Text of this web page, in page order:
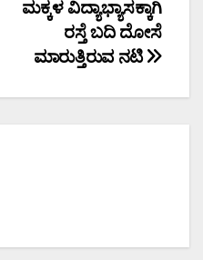
ಮಕ್ಕಳ ವಿದ್ಯಾಭ್ಯಾಸಕ್ಕಾಗಿ
ರಸ್ತೆ ಬದಿ ದೋಸೆ
ಮಾರುತ್ತಿರುವ ನಟಿ